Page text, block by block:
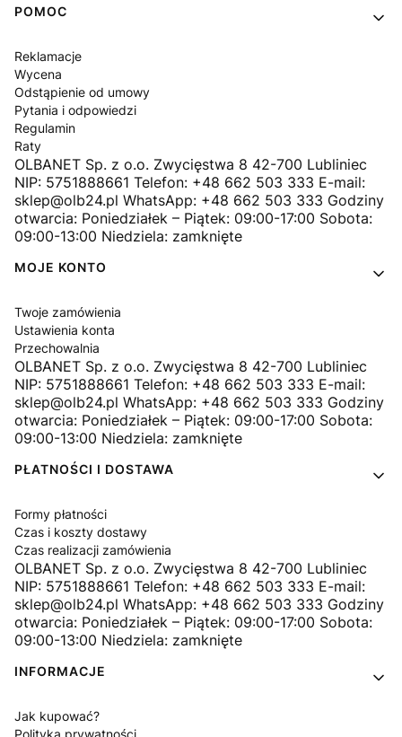
Linki w stopce
POMOC
Reklamacje
Wycena
Odstąpienie od umowy
Pytania i odpowiedzi
Regulamin
Raty
OLBANET Sp. z o.o. Zwycięstwa 8 42-700 Lubliniec
NIP: 5751888661 Telefon: +48 662 503 333 E-mail:
sklep@olb24.pl WhatsApp: +48 662 503 333 Godziny
otwarcia: Poniedziałek – Piątek: 09:00-17:00 Sobota:
09:00-13:00 Niedziela: zamknięte
MOJE KONTO
Twoje zamówienia
Ustawienia konta
Przechowalnia
OLBANET Sp. z o.o. Zwycięstwa 8 42-700 Lubliniec
NIP: 5751888661 Telefon: +48 662 503 333 E-mail:
sklep@olb24.pl WhatsApp: +48 662 503 333 Godziny
otwarcia: Poniedziałek – Piątek: 09:00-17:00 Sobota:
09:00-13:00 Niedziela: zamknięte
PŁATNOŚCI I DOSTAWA
Formy płatności
Czas i koszty dostawy
Czas realizacji zamówienia
OLBANET Sp. z o.o. Zwycięstwa 8 42-700 Lubliniec
NIP: 5751888661 Telefon: +48 662 503 333 E-mail:
sklep@olb24.pl WhatsApp: +48 662 503 333 Godziny
otwarcia: Poniedziałek – Piątek: 09:00-17:00 Sobota:
09:00-13:00 Niedziela: zamknięte
INFORMACJE
Jak kupować?
Polityka prywatności